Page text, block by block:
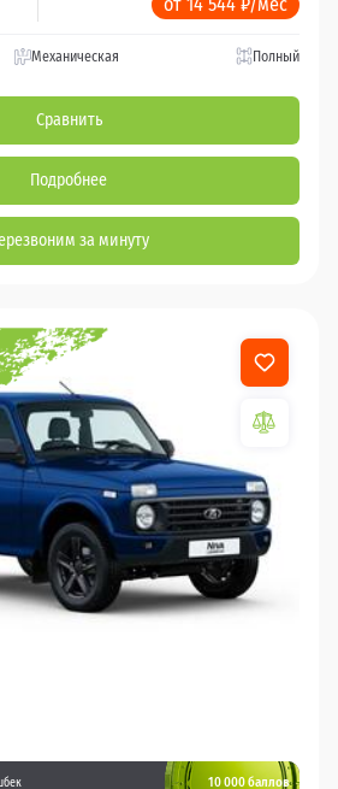
Механическая Полный
Сравнить
Подробнее
за минуту
10 000 баллов